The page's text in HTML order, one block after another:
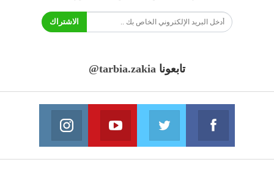
الاشتراك
تابعونا @tarbia.zakia
فايسبوك
انضم الينا انضم الينا
يوتيوب
انضم الينا